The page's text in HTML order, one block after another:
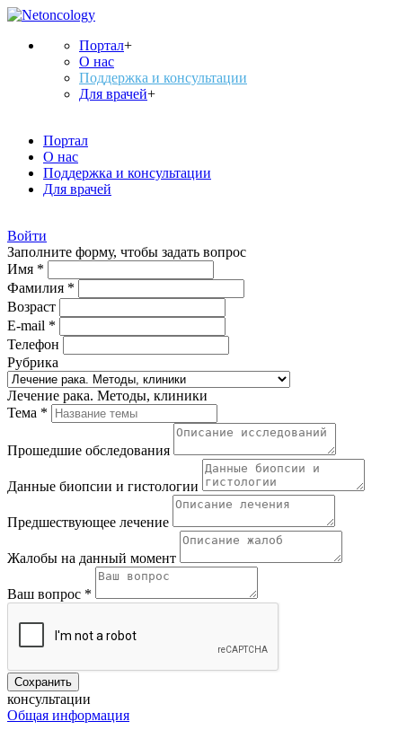
Портал+
О нас
Поддержка и консультации
Для врачей+
Портал
О нас
Поддержка и консультации
Для врачей
Войти
Заполните форму, чтобы задать вопрос
Имя *
Фамилия *
Возраст
E-mail *
Телефон
Рубрика
Лечение рака. Методы, клиники
Тема *
Прошедшие обследования
Данные биопсии и гистологии
Предшествующее лечение
Жалобы на данный момент
Ваш вопрос *
консультации
Общая информация